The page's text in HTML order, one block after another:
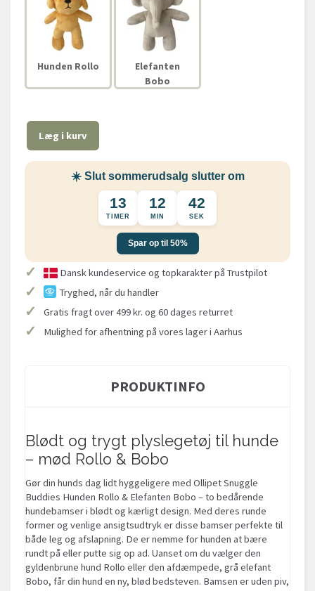
Hunden Rollo
Elefanten
Bobo
Læg i kurv
☀️ Slut sommerudsalg slutter om
13
TIMER
12
MIN
42
SEK
Spar op til 50%
✓ Dansk kundeservice og topkarakter på Trustpilot
✓ Tryghed, når du handler
✓ Gratis fragt over 499 kr. og 60 dages returret
✓ Mulighed for afhentning på vores lager i Aarhus
PRODUKTINFO
Blødt og trygt plyslegetøj til hunde
– mød Rollo & Bobo
Gør din hunds dag lidt hyggeligere med Ollipet Snuggle
Buddies Hunden Rollo & Elefanten Bobo – to bedårende
hundebamser i blødt og kærligt design. Med deres runde
former og venlige ansigtsudtryk er disse bamser perfekte til
både leg og afslapning. De er nemme for hunden at bære
rundt på eller putte sig op ad. Uanset om du vælger den
gyldenbrune hund Rollo eller den afdæmpede, grå elefant
Bobo, får din hund en ny, blød bedsteven. Bamsen er uden piv,